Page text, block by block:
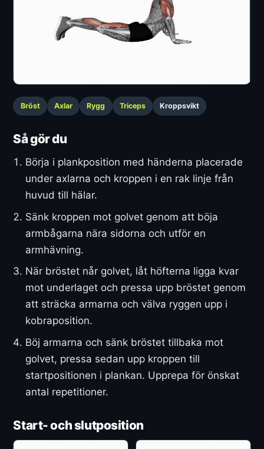
Bröst Axlar Rygg Triceps Kroppsvikt
Så gör du
Börja i plankposition med händerna placerade
under axlarna och kroppen i en rak linje från
huvud till hälar.
Sänk kroppen mot golvet genom att böja
armbågarna nära sidorna och utför en
armhävning.
När bröstet når golvet, låt höfterna ligga kvar
mot underlaget och pressa upp bröstet genom
att sträcka armarna och välva ryggen upp i
kobraposition.
Böj armarna och sänk bröstet tillbaka mot
golvet, pressa sedan upp kroppen till
startpositionen i plankan. Upprepa för önskat
antal repetitioner.
Start- och slutposition